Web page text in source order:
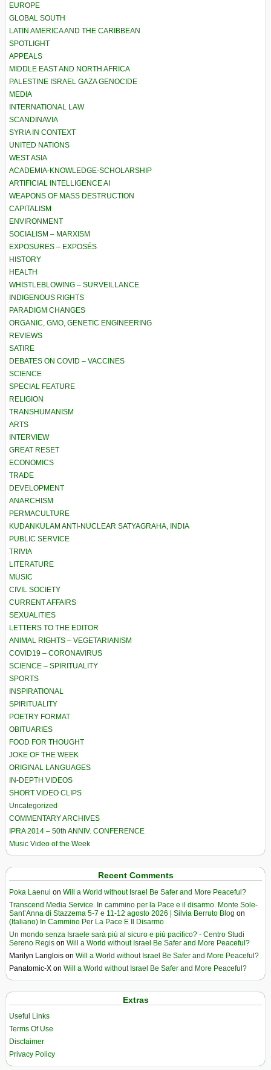
EUROPE
GLOBAL SOUTH
LATIN AMERICA AND THE CARIBBEAN
SPOTLIGHT
APPEALS
MIDDLE EAST AND NORTH AFRICA
PALESTINE ISRAEL GAZA GENOCIDE
MEDIA
INTERNATIONAL LAW
SCANDINAVIA
SYRIA IN CONTEXT
UNITED NATIONS
WEST ASIA
ACADEMIA-KNOWLEDGE-SCHOLARSHIP
ARTIFICIAL INTELLIGENCE AI
WEAPONS OF MASS DESTRUCTION
CAPITALISM
ENVIRONMENT
SOCIALISM – MARXISM
EXPOSURES – EXPOSÉS
HISTORY
HEALTH
WHISTLEBLOWING – SURVEILLANCE
INDIGENOUS RIGHTS
PARADIGM CHANGES
ORGANIC, GMO, GENETIC ENGINEERING
REVIEWS
SATIRE
DEBATES ON COVID – VACCINES
SCIENCE
SPECIAL FEATURE
RELIGION
TRANSHUMANISM
ARTS
INTERVIEW
GREAT RESET
ECONOMICS
TRADE
DEVELOPMENT
ANARCHISM
PERMACULTURE
KUDANKULAM ANTI-NUCLEAR SATYAGRAHA, INDIA
PUBLIC SERVICE
TRIVIA
LITERATURE
MUSIC
CIVIL SOCIETY
CURRENT AFFAIRS
SEXUALITIES
LETTERS TO THE EDITOR
ANIMAL RIGHTS – VEGETARIANISM
COVID19 – CORONAVIRUS
SCIENCE – SPIRITUALITY
SPORTS
INSPIRATIONAL
SPIRITUALITY
POETRY FORMAT
OBITUARIES
FOOD FOR THOUGHT
JOKE OF THE WEEK
ORIGINAL LANGUAGES
IN-DEPTH VIDEOS
SHORT VIDEO CLIPS
Uncategorized
COMMENTARY ARCHIVES
IPRA 2014 – 50th ANNIV. CONFERENCE
Music Video of the Week
Recent Comments
Poka Laenui on Will a World without Israel Be Safer and More Peaceful?
Transcend Media Service. In cammino per la Pace e il disarmo. Monte Sole-
Sant’Anna di Stazzema 5-7 e 11-12 agosto 2026 | Silvia Berruto Blog on
(Italiano) In Cammino Per La Pace E Il Disarmo
Un mondo senza Israele sarà più al sicuro e più pacifico? - Centro Studi
Sereno Regis on Will a World without Israel Be Safer and More Peaceful?
Marilyn Langlois on Will a World without Israel Be Safer and More Peaceful?
Panatomic-X on Will a World without Israel Be Safer and More Peaceful?
Extras
Useful Links
Terms Of Use
Disclaimer
Privacy Policy